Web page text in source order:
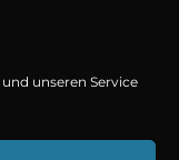
unseren Service
Conan Doyle.